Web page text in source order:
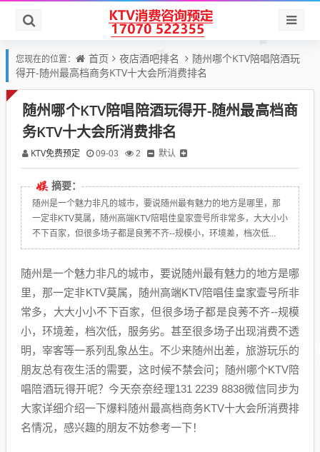
您现在的位置： 首页 夜店酒吧排名
随州哪个KTV陪唱陪酒玩
得开-随州最高档商务KTV十大会所消费排名
随州哪个KTV陪唱陪酒玩得开-随州最高档商
务KTV十大会所消费排名
KTV免费预定 09-03 2 默认
摘要：
随州是一个魅力非凡的城市，要说随州最有魅力的地方是哪里，那
一定非KTV莫属，随州高端KTV陪唱佳皇家壹号所非常多，大大小小
不下百家，但很多场子都是良莠不齐--规模小，环境差，档次低...
随州是一个魅力非凡的城市，要说随州最有魅力的地方是哪
里，那一定非KTV莫属，随州高端KTV陪唱佳皇家壹号所非
常多，大大小小不下百家，但很多场子都是良莠不齐--规模
小，环境差，档次低，服务劣。甚至很多场子出现消费不透
明，宰客等一系列乱象丛生。不少来随州出差，旅游玩乐的
朋友总有夜生活的需要，这时候不禁会问；随州哪个KTV陪
唱陪酒玩得开呢？今天奈奈经理131 2239 8838微信同步为
大家详细介绍一下爆料随州最高档商务KTV十大会所消费排
名情况，感兴趣的朋友不妨参考一下！